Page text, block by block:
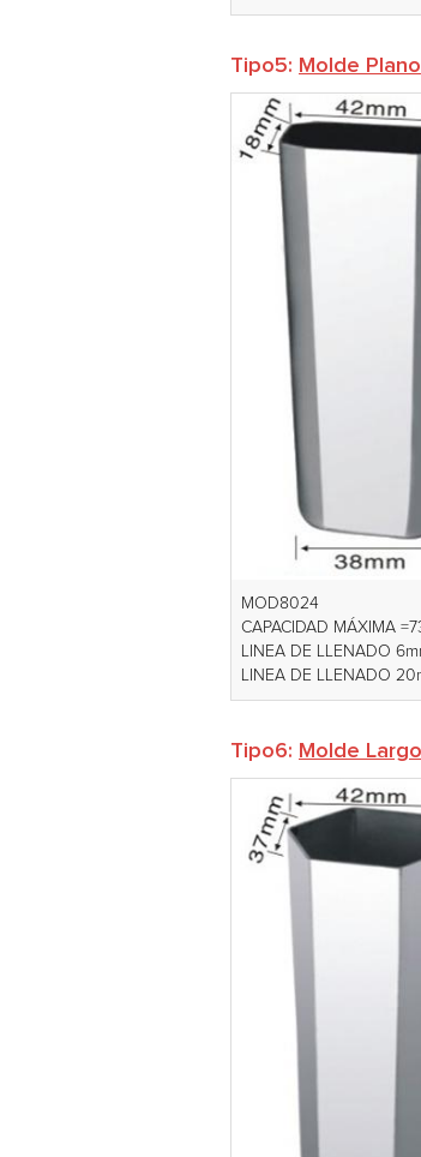
Tipo5: Molde Plano
MOD8024
CAPACIDAD MÁXIMA
LINEA DE LLENADO
LINEA DE LLENADO
Tipo6: Molde